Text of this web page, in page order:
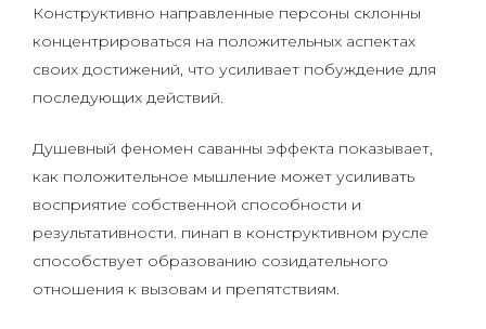
Конструктивно направленные персоны склонны
концентрироваться на положительных аспектах
своих достижений, что усиливает побуждение для
последующих действий.
Душевный феномен саванны эффекта показывает,
как положительное мышление может усиливать
восприятие собственной способности и
результативности. пинап в конструктивном русле
способствует образованию созидательного
отношения к вызовам и препятствиям.